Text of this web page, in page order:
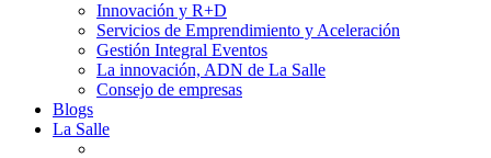
Innovación y R+D
Servicios de Emprendimiento y Aceleración
Gestión Integral Eventos
La innovación, ADN de La Salle
Consejo de empresas
Blogs
La Salle